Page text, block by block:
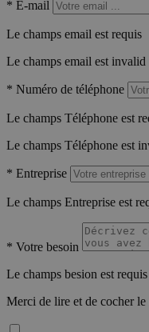
* E-mail
Le champs email est requis
Le champs email est invalid
* Numéro de téléphone
Le champs Téléphone est
Le champs Téléphone est
* Entreprise
Le champs Entreprise est
* Votre besoin
Le champs besion est requis
Merci de lire et de cocher le